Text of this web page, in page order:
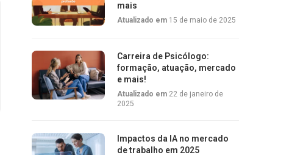
mais
Atualizado em 15 de maio de 2025
Carreira de Psicólogo:
formação, atuação, mercado
e mais!
Atualizado em 22 de janeiro de
2025
Impactos da IA no mercado
de trabalho em 2025